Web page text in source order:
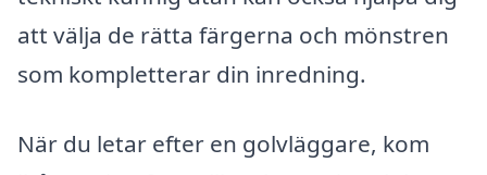
att välja de rätta färgerna och mönstren
som kompletterar din inredning.
När du letar efter en golvläggare, kom